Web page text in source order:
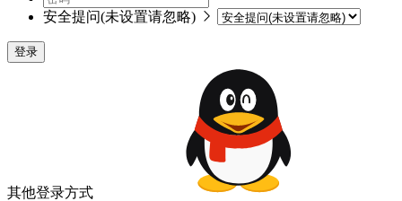
安全提问(未设置请忽略)
登录
其他登录方式